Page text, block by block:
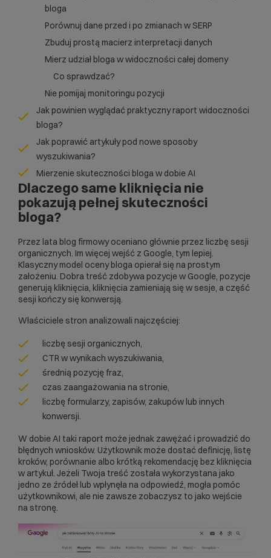
bloga
Porównuj dane przed i po zmianach w SERP
Zbuduj prostą macierz interpretacji danych
Mierz udział bloga w widoczności całej domeny
Co sprawdzać?
Nie pomijaj monitoringu pozycji
Jak powinien wyglądać praktyczny raport widoczności
bloga?
Jak poprawić artykuły pod nowe sposoby
wyszukiwania?
Mierzenie skuteczności bloga w dobie AI
Dlaczego same kliknięcia nie
pokazują pełnej skuteczności
bloga?
Przez lata blog firmowy oceniano głównie przez liczbę sesji
organicznych. Im więcej wejść z Google, tym lepiej.
Klasyczny model oceny bloga opierał się na prostym
założeniu. Dobra treść zdobywa pozycje w Google, pozycje
generują kliknięcia, kliknięcia zamieniają się w sesje, a część
sesji kończy się konwersją.
Właściciele stron analizowali najczęściej:
liczbę sesji organicznych,
CTR w wynikach wyszukiwania,
średnią pozycję fraz,
czas zaangażowania na stronie,
liczbę formularzy, zapisów, zakupów lub innych
konwersji.
W dobie AI taki raport może jednak zawężać i prowadzić do
błędnych wniosków. Użytkownik może dostać definicję, listę
kroków, porównanie albo krótką rekomendację bez kliknięcia
w artykuł. Jeżeli Twoja treść została wykorzystana jako
jedno ze źródeł lub wpłynęła na odpowiedź, mogła pomóc
użytkownikowi, ale nie zawsze zobaczysz to jako wejście
na stronę.